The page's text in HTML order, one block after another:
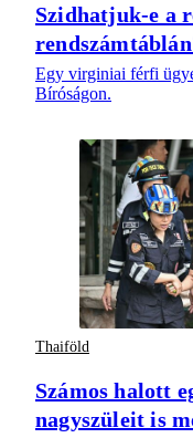
Szidhatjuk-e a
Egy virginiai férfi
Bíróságon.
Thaiföld
Számos halott
nagyszüleit is